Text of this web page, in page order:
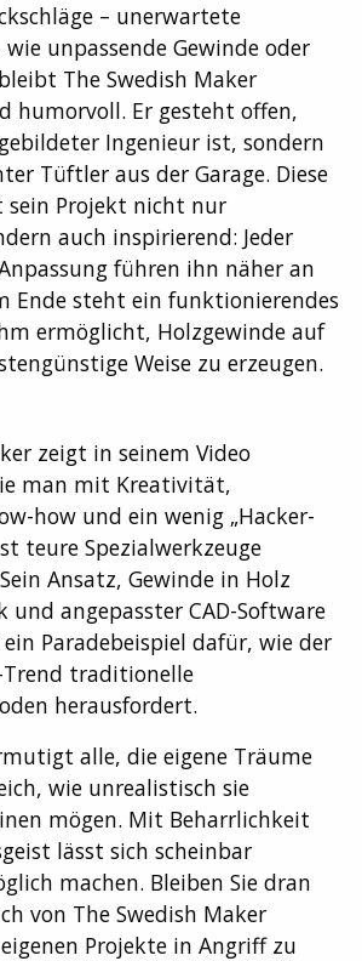
– unerwartete
unpassende Gewinde oder
The Swedish Maker
humorvoll. Er gesteht offen,
Ingenieur ist, sondern
Tüftler aus der Garage. Diese
Projekt nicht nur
auch inspirierend: Jeder
führen ihn näher an
Ende steht ein funktionierendes
ermöglicht, Holzgewinde auf
Weise zu erzeugen.
zeigt in seinem Video
man mit Kreativität,
how und ein wenig „Hacker-
teure Spezialwerkzeuge
Ansatz, Gewinde in Holz
und angepasster CAD-Software
Paradebeispiel dafür, wie der
traditionelle
herausfordert.
alle, die eigene Träume
wie unrealistisch sie
mögen. Mit Beharrlichkeit
lässt sich scheinbar
machen. Bleiben Sie dran
von The Swedish Maker
Projekte in Angriff zu